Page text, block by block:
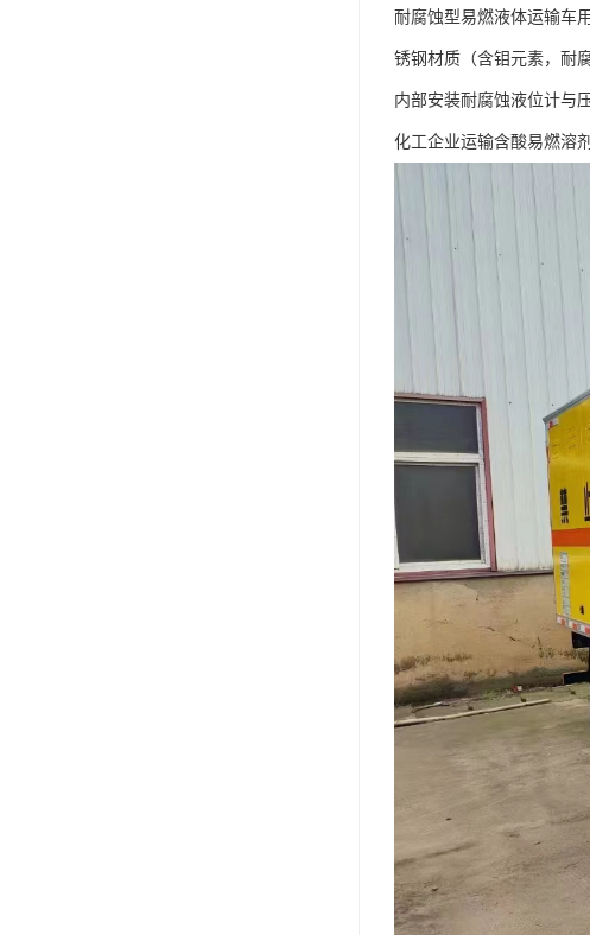
耐腐蚀型易燃液体运输车
锈钢材质（含钼元素，耐
内部安装耐腐蚀液位计与
化工企业运输含酸易燃溶